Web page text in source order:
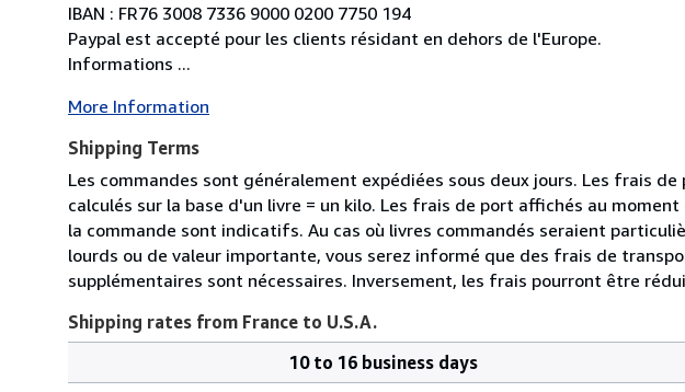
IBAN : FR76 3008 7336 9000 0200 7750 194
Paypal est accepté pour les clients résidant en dehors de l'Europe.
Informations ...
More Information
Shipping Terms
Les commandes sont généralement expédiées sous deux jours. Les frais de
calculés sur la base d'un livre = un kilo. Les frais de port affichés au moment
la commande sont indicatifs. Au cas où livres commandés seraient
lourds ou de valeur importante, vous serez informé que des frais de
supplémentaires sont nécessaires. Inversement, les frais pourront être
Shipping rates from France to U.S.A.
10 to 16 business days